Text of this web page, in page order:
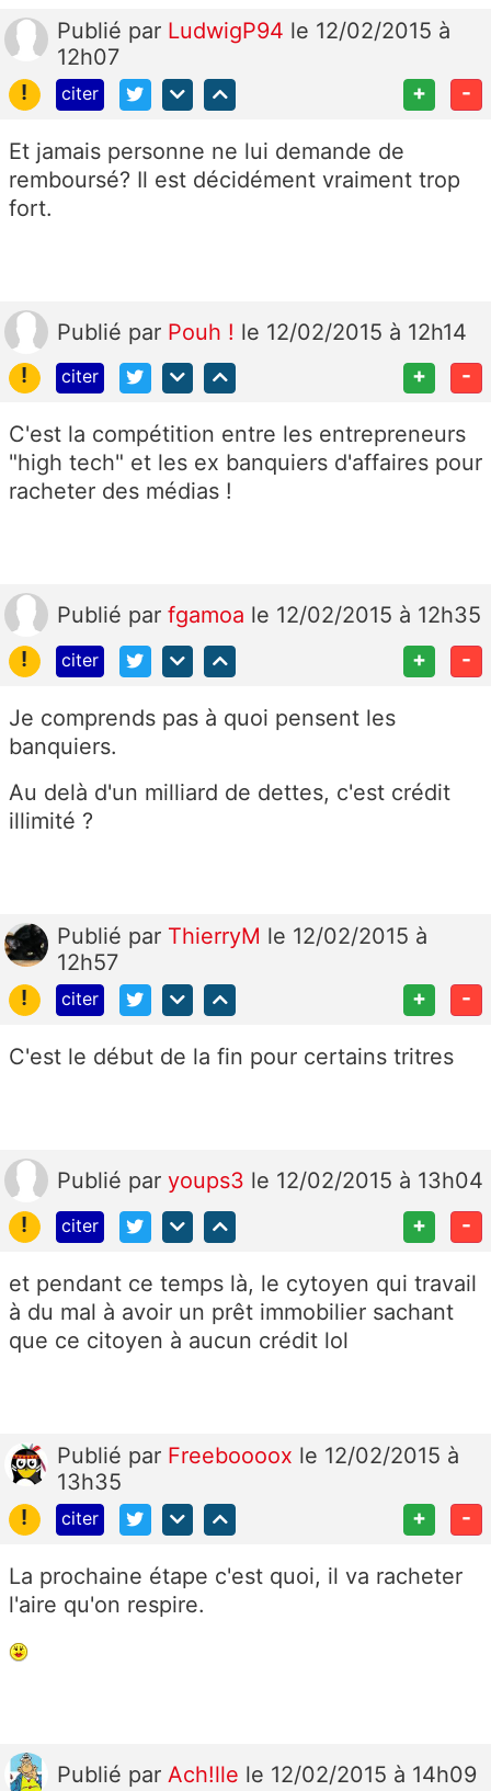
Publié par LudwigP94 le 12/02/2015 à
12h07
!
citer + -
Et jamais personne ne lui demande de
remboursé? Il est décidément vraiment trop
fort.
Publié par Pouh ! le 12/02/2015 à 12h14
!
citer + -
C'est la compétition entre les entrepreneurs
"high tech" et les ex banquiers d'affaires pour
racheter des médias !
Publié par fgamoa le 12/02/2015 à 12h35
!
citer + -
Je comprends pas à quoi pensent les
banquiers.
Au delà d'un milliard de dettes, c'est crédit
illimité ?
Publié par ThierryM le 12/02/2015 à
12h57
!
citer + -
C'est le début de la fin pour certains tritres
Publié par youps3 le 12/02/2015 à 13h04
!
citer + -
et pendant ce temps là, le cytoyen qui travail
à du mal à avoir un prêt immobilier sachant
que ce citoyen à aucun crédit lol
Publié par Freeboooox le 12/02/2015 à
13h35
!
citer + -
La prochaine étape c'est quoi, il va racheter
l'aire qu'on respire.
Publié par Ach!lle le 12/02/2015 à 14h09